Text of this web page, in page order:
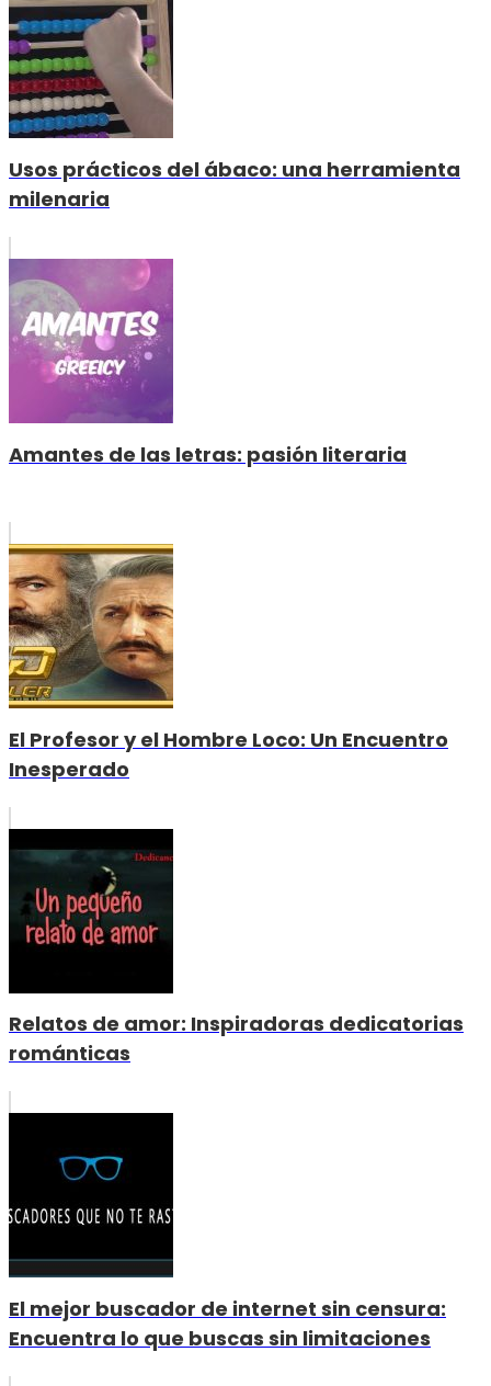
Usos prácticos del ábaco: una herramienta
milenaria
Amantes de las letras: pasión literaria
El Profesor y el Hombre Loco: Un Encuentro
Inesperado
Relatos de amor: Inspiradoras dedicatorias
románticas
El mejor buscador de internet sin censura:
Encuentra lo que buscas sin limitaciones